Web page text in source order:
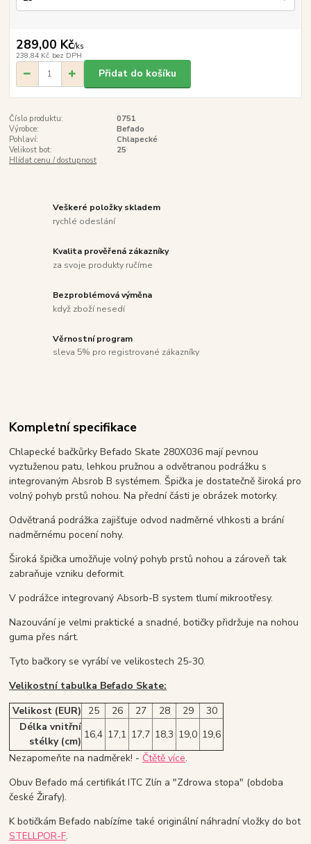
289,00 Kč/ks
238,84 Kč bez DPH
Přidat do košíku
Číslo produktu:
0751
Výrobce:
Befado
Pohlaví:
Chlapecké
Velikost bot:
25
Hlídat cenu / dostupnost
Veškeré položky skladem
rychlé odeslání
Kvalita prověřená zákazníky
za svoje produkty ručíme
Bezproblémová výměna
když zboží nesedí
Věrnostní program
sleva 5% pro registrované zákazníky
Kompletní specifikace
Chlapecké bačkůrky Befado Skate 280X036 mají pevnou
vyztuženou patu, lehkou pružnou a odvětranou podrážku s
integrovaným Absrob B systémem. Špička je dostatečně široká pro
volný pohyb prstů nohou. Na přední části je obrázek motorky.
Odvětraná podrážka zajišťuje odvod nadměrné vlhkosti a brání
nadměrnému pocení nohy.
Široká špička umožňuje volný pohyb prstů nohou a zároveň tak
zabraňuje vzniku deformit.
V podrážce integrovaný Absorb-B system tlumí mikrootřesy.
Nazouvání je velmi praktické a snadné, botičky přidržuje na nohou
guma přes nárt.
Tyto bačkory se vyrábí ve velikostech 25-30.
Velikostní tabulka Befado Skate:
Velikost (EUR)
25 26 27 28 29
30
Délka vnitřní
stélky (cm)
16,4 17,1 17,7 18,3 19,0 19,6
Nezapomeňte na nadměrek! - Čtětě více.
Obuv Befado má certifikát ITC Zlín a "Zdrowa stopa" (obdoba
české Žirafy).
K botičkám Befado nabízíme také originální náhradní vložky do bot
STELLPOR-F.